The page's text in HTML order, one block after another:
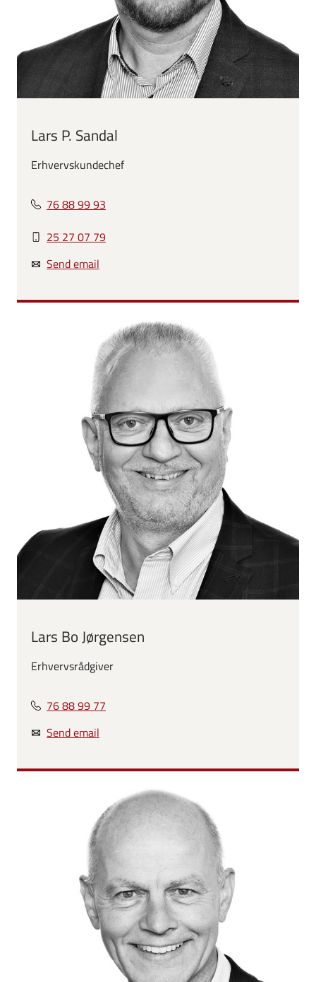
Lars P. Sandal
Erhvervskundechef
76 88 99 93
25 27 07 79
Send email
Lars Bo Jørgensen
Erhvervsrådgiver
76 88 99 77
Send email